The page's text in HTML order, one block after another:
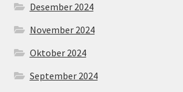
Desember 2024
November 2024
Oktober 2024
September 2024